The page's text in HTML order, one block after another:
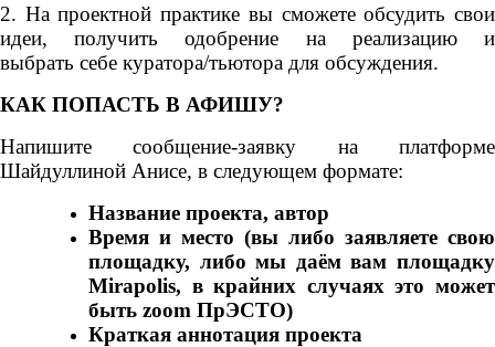
2. На проектной практике вы сможете обсудить свои
идеи, получить одобрение на реализацию и
выбрать себе куратора/тьютора для обсуждения.
КАК ПОПАСТЬ В АФИШУ?
Напишите сообщение-заявку на платформе
Шайдуллиной Анисе, в следующем формате:
Название проекта, автор
Время и место (вы либо заявляете свою
площадку, либо мы даём вам площадку
Mirapolis, в крайних случаях это может
быть zoom ПрЭСТО)
Краткая аннотация проекта